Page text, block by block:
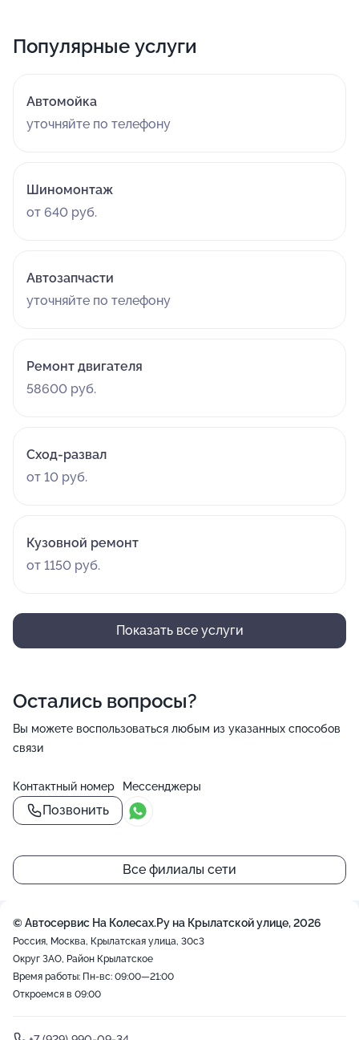
Популярные услуги
Автомойка
уточняйте по телефону
Шиномонтаж
от 640 руб.
Автозапчасти
уточняйте по телефону
Ремонт двигателя
58600 руб.
Сход-развал
от 10 руб.
Кузовной ремонт
от 1150 руб.
Показать все услуги
Остались вопросы?
Вы можете воспользоваться любым из указанных способов
связи
Контактный номер
Позвонить
Мессенджеры
Все филиалы сети
© Автосервис На Колесах.Ру на Крылатской улице, 2026
Россия, Москва, Крылатская улица, 30с3
Округ ЗАО, Район Крылатское
Время работы: Пн-вс: 09:00—21:00
Откроемся в 09:00